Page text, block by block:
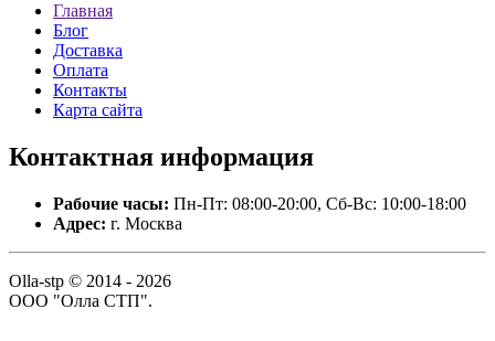
Главная
Блог
Доставка
Оплата
Контакты
Карта сайта
Контактная информация
Рабочие часы: Пн-Пт: 08:00-20:00, Сб-Вс: 10:00-18:00
Адрес: г. Москва
Olla-stp © 2014 - 2026
ООО "Олла СТП".